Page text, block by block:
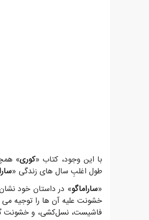
با این وجود، کتاب «کوری»
طول اغلبِ سال های زندگی «
«ساراماگو» در داستان خود
خشونت علیه آن ها را توجیه
فاشیست، نسل‌کشی، و خشونت